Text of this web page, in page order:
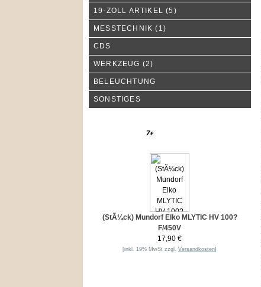
19-ZOLL ARTIKEL (5)
MESSTECHNIK (1)
CDS
WERKZEUG (2)
BELEUCHTUNG
SONSTIGES
(StÃ¼ck) Mundorf Elko MLYTIC HV 100?
F/450V
17,90 €
[inkl. 19% MwSt zzgl. Versandkosten]